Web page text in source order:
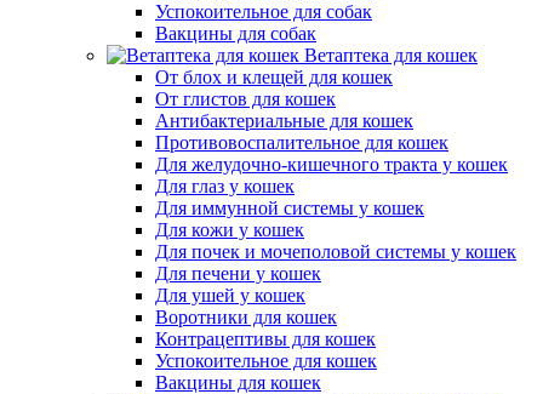
Успокоительное для собак
Вакцины для собак
Ветаптека для кошек
От блох и клещей для кошек
От глистов для кошек
Антибактериальные для кошек
Противовоспалительное для кошек
Для желудочно-кишечного тракта у кошек
Для глаз у кошек
Для иммунной системы у кошек
Для кожи у кошек
Для почек и мочеполовой системы у кошек
Для печени у кошек
Для ушей у кошек
Воротники для кошек
Контрацептивы для кошек
Успокоительное для кошек
Вакцины для кошек